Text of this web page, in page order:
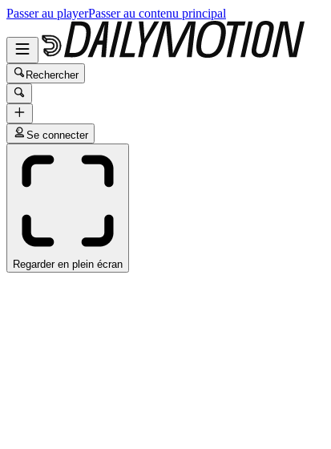
Passer au playerPasser au contenu principal
Rechercher
Se connecter
Regarder en plein écran